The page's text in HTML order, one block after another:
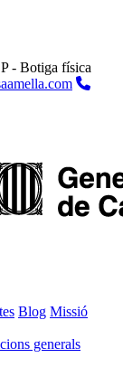
- Botiga física
Blog Missió
generals